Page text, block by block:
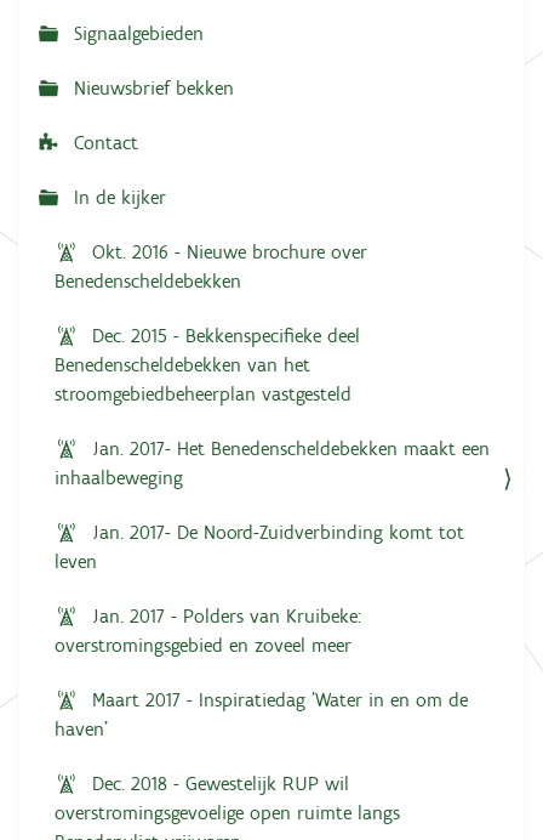
Signaalgebieden
Nieuwsbrief bekken
Contact
In de kijker
Okt. 2016 - Nieuwe brochure over
Benedenscheldebekken
Dec. 2015 - Bekkenspecifieke deel
Benedenscheldebekken van het
stroomgebiedbeheerplan vastgesteld
Jan. 2017- Het Benedenscheldebekken maakt een
inhaalbeweging
Jan. 2017- De Noord-Zuidverbinding komt tot
leven
Jan. 2017 - Polders van Kruibeke:
overstromingsgebied en zoveel meer
Maart 2017 - Inspiratiedag 'Water in en om de
haven'
Dec. 2018 - Gewestelijk RUP wil
overstromingsgevoelige open ruimte langs